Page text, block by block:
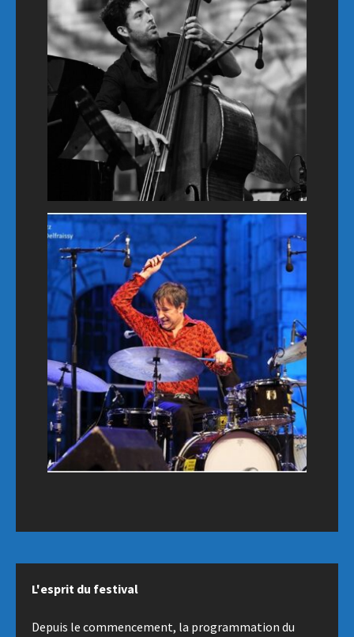
L'esprit du festival
Depuis le commencement, la programmation du